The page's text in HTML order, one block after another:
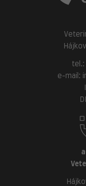
tel.:
e-mail: